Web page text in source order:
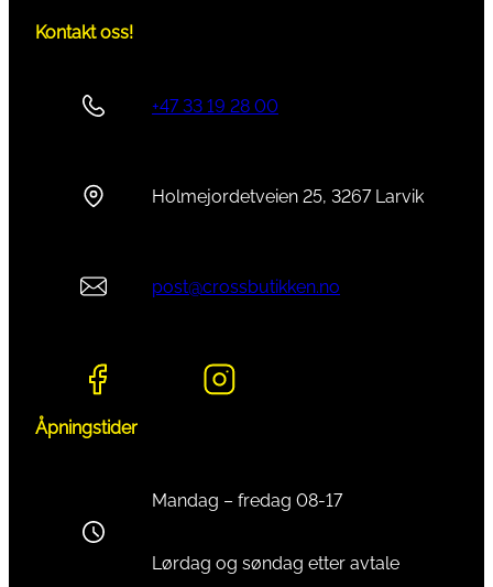
Kontakt oss!
+47 33 19 28 00
Holmejordetveien 25, 3267 Larvik
post@crossbutikken.no
Åpningstider
Mandag – fredag 08-17
Lørdag og søndag etter avtale